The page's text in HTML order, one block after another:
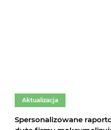
Aktualizacja
Spersonalizowane